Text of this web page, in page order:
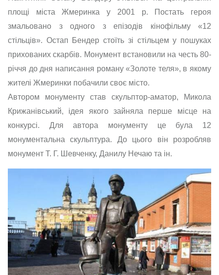
площі міста Жмеринка у 2001 р. Постать героя
змальовано з одного з епізодів кінофільму «12
стільців». Остап Бендер стоїть зі стільцем у пошуках
прихованих скарбів. Монумент встановили на честь 80-
річчя до дня написання роману «Золоте теля», в якому
жителі Жмеринки побачили своє місто.
Автором монументу став скульптор-аматор, Микола
Крижанівський, ідея якого зайняла перше місце на
конкурсі. Для автора монументу це була 12
монументальна скульптура. До цього він розробляв
монумент Т. Г. Шевченку, Данилу Нечаю та ін.